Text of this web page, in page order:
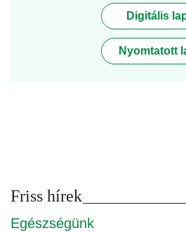
Digitális
Nyomtatott
Friss hírek
Egészségünk